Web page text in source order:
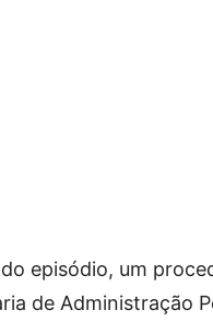
episódio, um
de Administração